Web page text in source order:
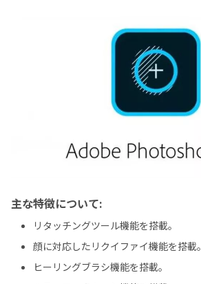
主な特徴について:
リタッチングツール機能を搭載。
顔に対応したリクイファイ機能を搭載。
ヒーリングブラシ機能を搭載。